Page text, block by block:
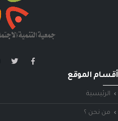
أقسام الموقع
الرئيسية
من نحن ؟